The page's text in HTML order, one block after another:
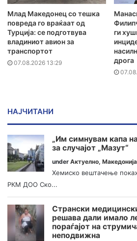
Млад Македонец со тешка
повреда го враќаат од
Турција: се подготвува
владиниот авион за
транспортот
07.08.2026 13:29
ги
дрога
НАЈЧИТАНИ
„Им симнувам капа
за случајот „Мазут“
under Актуелно, Македонија
Хемиско вештачење
РКМ ДОО Ско...
Странски
решава дали имало
пораѓајот на
неподвижна